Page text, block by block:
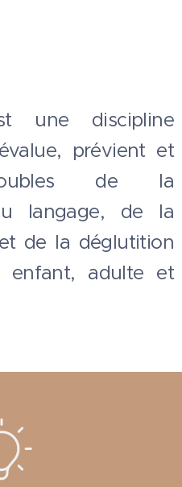
une discipline
prévient et
de la
langage, de la
de la déglutition
enfant, adulte et